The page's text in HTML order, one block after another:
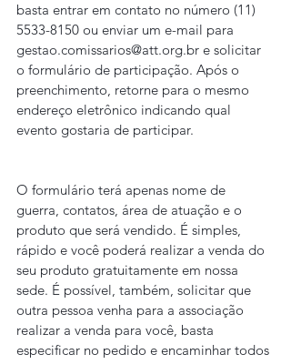
basta entrar em contato no número (11)
5533-8150 ou enviar um e-mail para
gestao.comissarios@att.org.br e solicitar
o formulário de participação. Após o
preenchimento, retorne para o mesmo
endereço eletrônico indicando qual
evento gostaria de participar.
O formulário terá apenas nome de
guerra, contatos, área de atuação e o
produto que será vendido. É simples,
rápido e você poderá realizar a venda do
seu produto gratuitamente em nossa
sede. É possível, também, solicitar que
outra pessoa venha para a associação
realizar a venda para você, basta
especificar no pedido e encaminhar todos